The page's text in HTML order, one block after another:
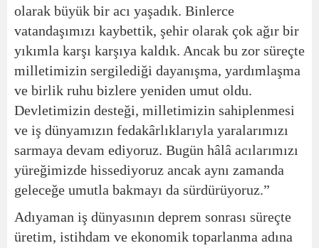
olarak büyük bir acı yaşadık. Binlerce
vatandaşımızı kaybettik, şehir olarak çok ağır bir
yıkımla karşı karşıya kaldık. Ancak bu zor süreçte
milletimizin sergilediği dayanışma, yardımlaşma
ve birlik ruhu bizlere yeniden umut oldu.
Devletimizin desteği, milletimizin sahiplenmesi
ve iş dünyamızın fedakârlıklarıyla yaralarımızı
sarmaya devam ediyoruz. Bugün hâlâ acılarımızı
yüreğimizde hissediyoruz ancak aynı zamanda
geleceğe umutla bakmayı da sürdürüyoruz.”
Adıyaman iş dünyasının deprem sonrası süreçte
üretim, istihdam ve ekonomik toparlanma adına